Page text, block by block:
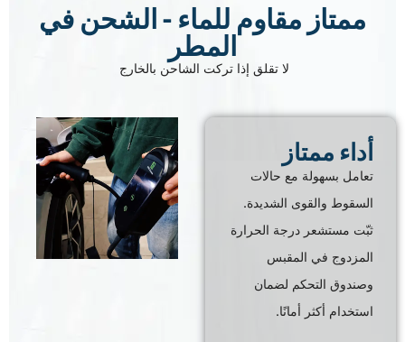
ممتاز مقاوم للماء - الشحن في
المطر
لا تقلق إذا تركت الشاحن بالخارج
أداء ممتاز
تعامل بسهولة مع حالات
السقوط والقوى الشديدة.
ثبّت مستشعر درجة الحرارة
المزدوج في المقبس
وصندوق التحكم لضمان
استخدام أكثر أمانًا.